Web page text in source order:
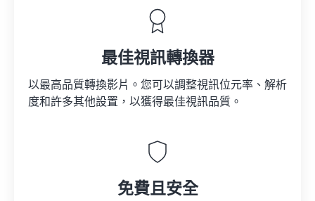
最佳視訊轉換器
以最高品質轉換影片。您可以調整視訊位元率、解析
度和許多其他設置，以獲得最佳視訊品質。
免費且安全